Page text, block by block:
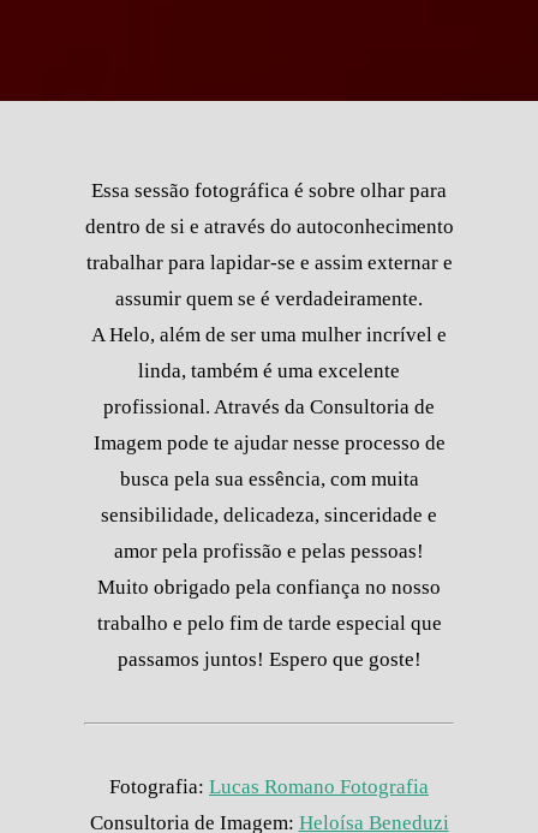
Essa sessão fotográfica é sobre olhar para
dentro de si e através do autoconhecimento
trabalhar para lapidar-se e assim externar e
assumir quem se é verdadeiramente.
A Helo, além de ser uma mulher incrível e
linda, também é uma excelente
profissional. Através da Consultoria de
Imagem pode te ajudar nesse processo de
busca pela sua essência, com muita
sensibilidade, delicadeza, sinceridade e
amor pela profissão e pelas pessoas!
Muito obrigado pela confiança no nosso
trabalho e pelo fim de tarde especial que
passamos juntos! Espero que goste!
Fotografia: Lucas Romano Fotografia
Consultoria de Imagem: Heloísa Beneduzi